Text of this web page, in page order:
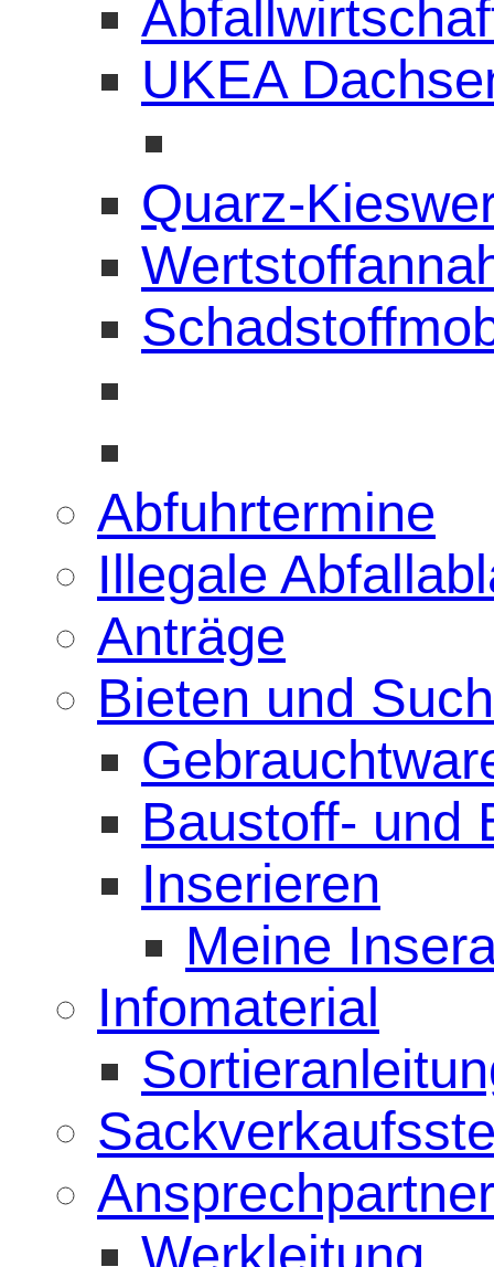
UKEA
Quarz-
Abfuhrtermine
Illegale
Anträge
Bieten und
Baustoff- und
Inserieren
Meine
Infomaterial
Ansprechpartner
Werkleitung